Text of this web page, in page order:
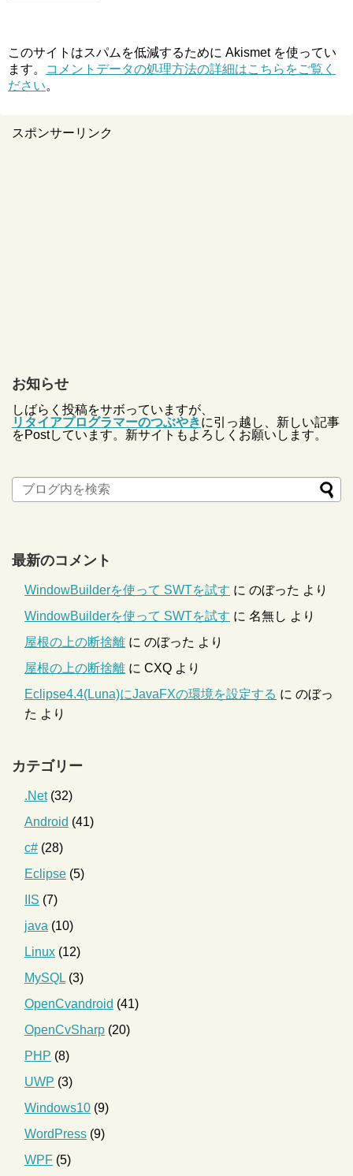
このサイトはスパムを低減するために Akismet を使ってい
ます。
コメントデータの処理方法の詳細はこちらをご覧く
ださい。
スポンサーリンク
お知らせ
しばらく投稿をサボっていますが、
リタイアプログラマーのつぶやきに引っ越し、新しい記事
をPostしています。新サイトもよろしくお願いします。
最新のコメント
WindowBuilderを使って SWTを試す に のぼった より
WindowBuilderを使って SWTを試す に 名無し より
屋根の上の断捨離 に のぼった より
屋根の上の断捨離 に CXQ より
Eclipse4.4(Luna)にJavaFXの環境を設定する に のぼっ
た より
カテゴリー
.Net(32)
Android (41)
c# (28)
Eclipse (5)
IIS (7)
java (10)
Linux (12)
MySQL (3)
OpenCvandroid (41)
OpenCvSharp (20)
PHP (8)
UWP (3)
Windows10 (9)
WordPress (9)
WPF (5)